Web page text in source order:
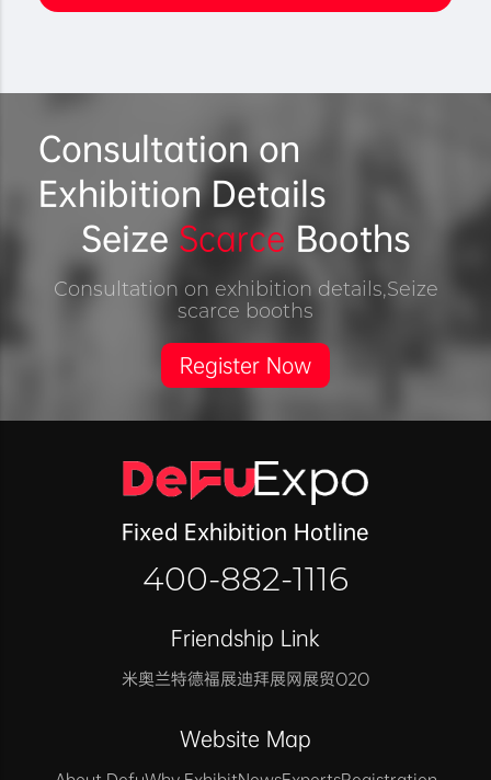
Consultation on
Exhibition Details
Seize Scarce Booths
Consultation on exhibition details,Seize
scarce booths
Register Now
Fixed Exhibition Hotline
400-882-1116
Friendship Link
米奥兰特德福展迪拜展网展贸O2O
Website Map